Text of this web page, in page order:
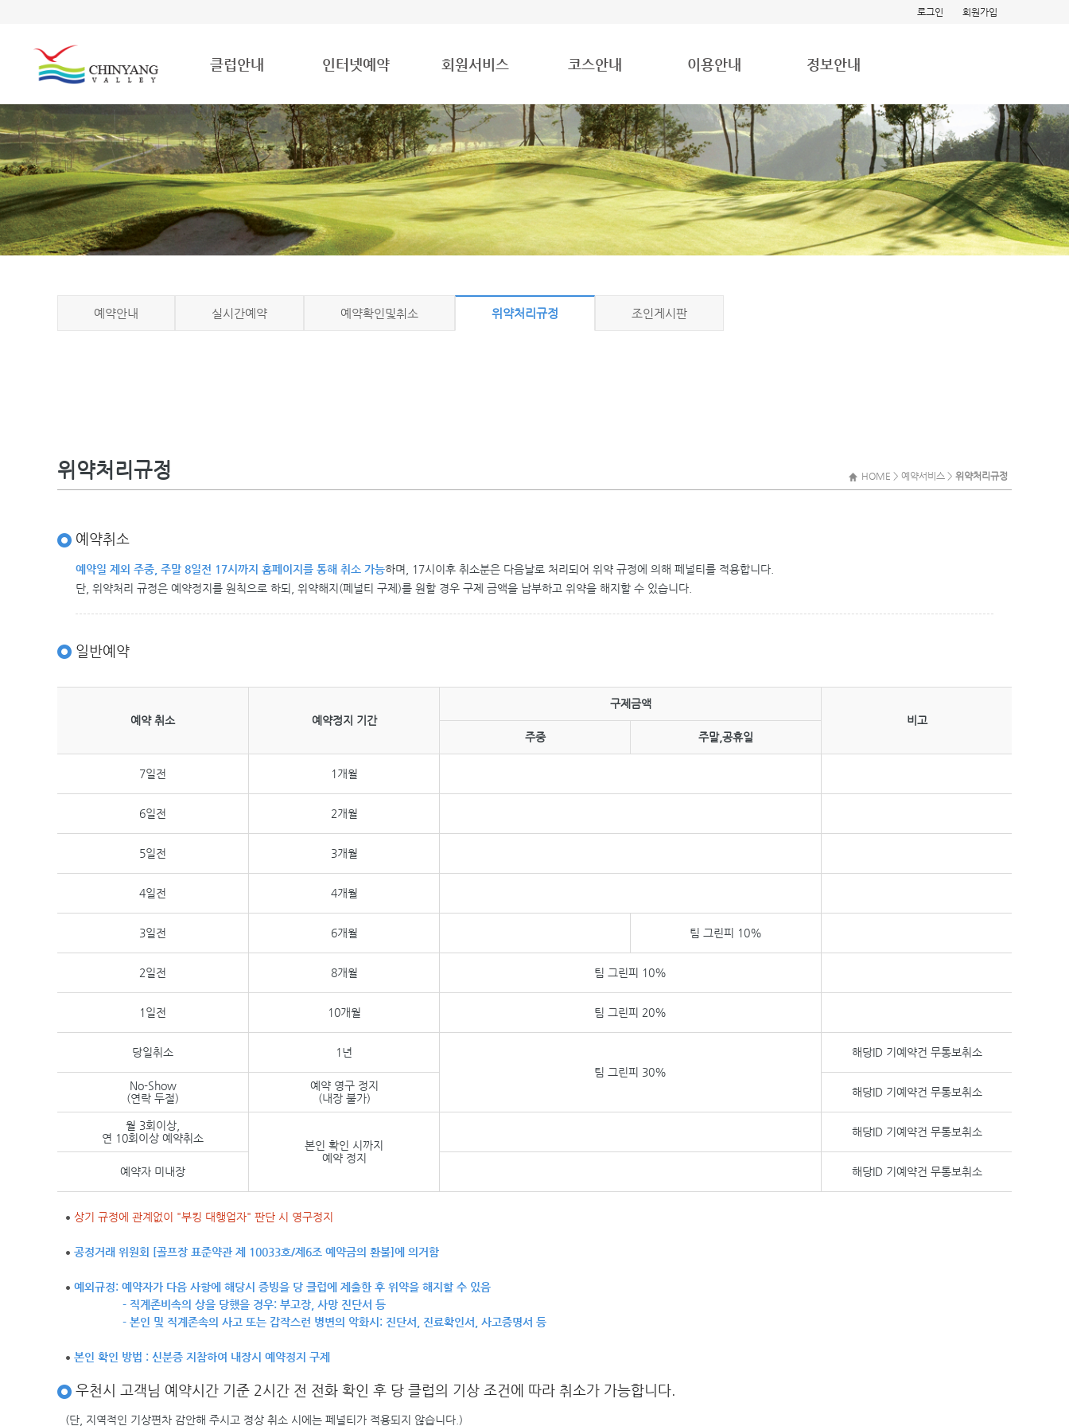
회원가입
로그인
클럽안내 인터넷예약 회원서비스 코스안내 이용안내 정보안내
예약안내 실시간예약 예약확인및취소 위약처리규정 조인게시판
위약처리규정 HOME > 예약서비스 > 위약처리규정
예약취소
예약일 제외 주중, 주말 8일전 17시까지 홈페이지를 통해 취소 가능하며, 17시이후 취소분은 다음날로 처리되어 위약 규정에 의해 페널티를 적용합니다.
단, 위약처리 규정은 예약정지를 원칙으로 하되, 위약해지(페널티 구제)를 원할 경우 구제 금액을 납부하고 위약을 해지할 수 있습니다.
일반예약
예약 취소 예약정지 기간
구제금액
비고
주중
주말,공휴일
7일전 1개월
6일전 2개월
5일전 3개월
4일전 4개월
3일전 6개월 팀 그린피 10%
2일전 8개월 팀 그린피 10%
1일전 10개월 팀 그린피 20%
당일취소
1년
팀 그린피 30%
해당ID 기예약건 무통보취소
No-Show
(연락 두절)
예약 영구 정지
(내장 불가)
해당ID 기예약건 무통보취소
월 3회이상,
연 10회이상 예약취소
본인 확인 시까지
예약 정지
해당ID 기예약건 무통보취소
예약자 미내장 해당ID 기예약건 무통보취소
상기 규정에 관계없이 "부킹 대행업자" 판단 시 영구정지
공정거래 위원회 [골프장 표준약관 제 10033호/제6조 예약금의 환불]에 의거함
예외규정: 예약자가 다음 사항에 해당시 증빙을 당 클럽에 제출한 후 위약을 해지할 수 있음
- 직계존비속의 상을 당했을 경우: 부고장, 사망 진단서 등
- 본인 및 직계존속의 사고 또는 갑작스런 병변의 악화시: 진단서, 진료확인서, 사고증명서 등
본인 확인 방법 : 신분증 지참하여 내장시 예약정지 구제
우천시 고객님 예약시간 기준 2시간 전 전화 확인 후 당 클럽의 기상 조건에 따라 취소가 가능합니다.
(단, 지역적인 기상편차 감안해 주시고 정상 취소 시에는 페널티가 적용되지 않습니다.)